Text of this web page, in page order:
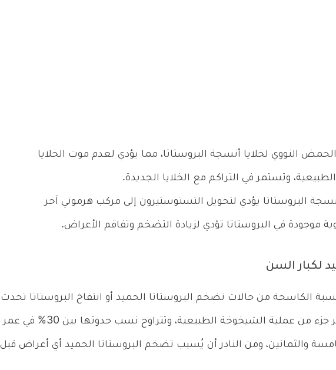
النووي لخلايا أنسجة البروستاتا، مما يؤدي لعدم موت الخلايا
وتستمر في التراكم مع الخلايا الجديدة.
البروستاتا يؤدي لتحويل التستوستيرون إلى مركب هرموني آخر
موجودة في البروستاتا تؤدي لزيادة التضخم وتفاقم الأعراض.
لكبار السن
الكاسحة من حالات تضخم البروستاتا الحميد أو انتفاخ البروستاتا تحدث
ضمن كبار السن، حيث تُعتبر جزء من عملية الشيخوخة الطبيعية، وتتراوح نسب حدوثها بين 30% في عمر
عمر الخامسة والثمانين، ومن النادر أن يُسبب تضخم البروستاتا الحميد أي أعراض قبل